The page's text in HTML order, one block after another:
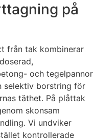
på
från tak kombinerar
och tegelpannor
selektiv borstring för
täthet. På plåttak
skonsam
Vi undviker
kontrollerade